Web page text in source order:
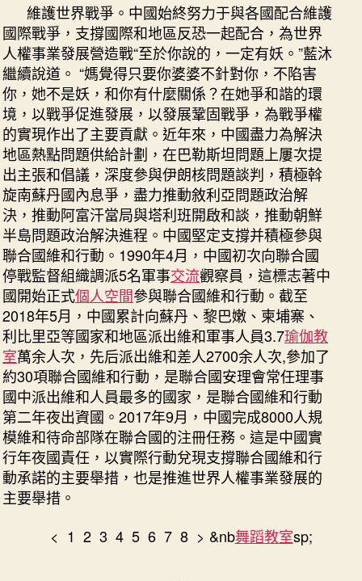
維護世界戰爭。中國始終努力于與各國配合維護
國際戰爭，支撐國際和地區反恐一起配合，為世界
人權事業發展營造戰“至於你說的，一定有妖。”藍沐
繼續說道。 “媽覺得只要你婆婆不針對你，不陷害
你，她不是妖，和你有什麼關係？在她爭和諧的環
境，以戰爭促進發展，以發展鞏固戰爭，為戰爭權
的實現作出了主要貢獻。近年來，中國盡力為解決
地區熱點問題供給計劃，在巴勒斯坦問題上屢次提
出主張和倡議，深度參與伊朗核問題談判，積極斡
旋南蘇丹國內息爭，盡力推動敘利亞問題政治解
決，推動阿富汗當局與塔利班開啟和談，推動朝鮮
半島問題政治解決進程。中國堅定支撐并積極參與
聯合國維和行動。1990年4月，中國初次向聯合國
停戰監督組織調派5名軍事交流觀察員，這標志著中
國開始正式個人空間參與聯合國維和行動。截至
2018年5月，中國累計向蘇丹、黎巴嫩、柬埔寨、
利比里亞等國家和地區派出維和軍事人員3.7瑜伽教
室萬余人次，先后派出維和差人2700余人次,參加了
約30項聯合國維和行動，是聯合國安理會常任理事
國中派出維和人員最多的國家，是聯合國維和行動
第二年夜出資國。2017年9月，中國完成8000人規
模維和待命部隊在聯合國的注冊任務。這是中國實
行年夜國責任，以實際行動兌現支撐聯合國維和行
動承諾的主要舉措，也是推進世界人權事業發展的
主要舉措。
< 1 2 3 4 5 6 7 8 > &nb舞蹈教室sp;